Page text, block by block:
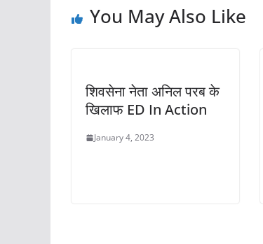
You May Also Like
शिवसेना नेता अनिल परब के
खिलाफ ED In Action
January 4, 2023